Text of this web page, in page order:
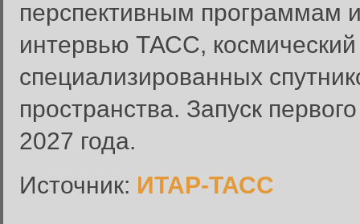
перспективным программам
интервью ТАСС, космический
специализированных
пространства. Запуск
2027 года.
Источник: ИТАР-ТАСС
Вход в систему
Введите имя пользователя и
Вход в систему
Имя пользователя:
Пароль: